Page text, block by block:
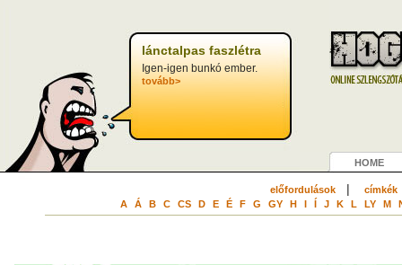
lánctalpas faszlétra
Igen-igen bunkó ember.
tovább>
HOME
előfordulások| címkék
A Á B C CS D E É F G GY H I Í J K L LY M